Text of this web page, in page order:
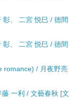
、 二宮 悦巳 / 徳間
、 二宮 悦巳 / 徳間
romance) / 月夜野亮
一利 / 文藝春秋 [文